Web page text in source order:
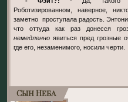
Роботизированном, наверное,
заметно проступала радость.
что оттуда как раз донесся
немедленно явиться пред грозные
где его, незаменимого, носили черти.
Сын Неба